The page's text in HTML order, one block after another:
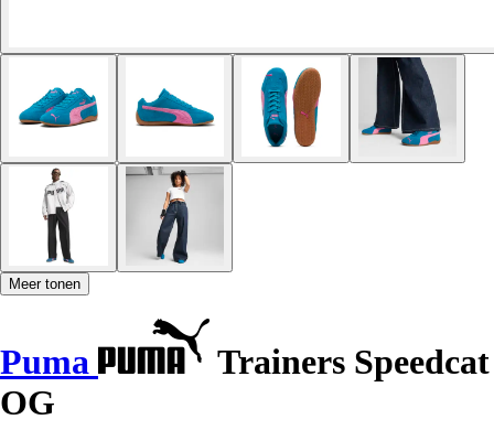
Meer tonen
Puma
Trainers Speedcat
OG